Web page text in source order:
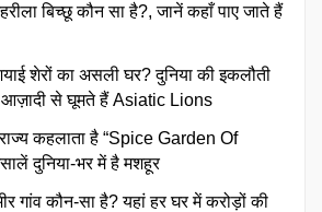
बिच्छू कौन सा है?, जानें कहाँ पाए जाते हैं
शेरों का असली घर? दुनिया की इकलौती
से घूमते हैं Asiatic Lions
कहलाता है “Spice Garden Of
दुनिया-भर में है मशहूर
गांव कौन-सा है? यहां हर घर में करोड़ों की